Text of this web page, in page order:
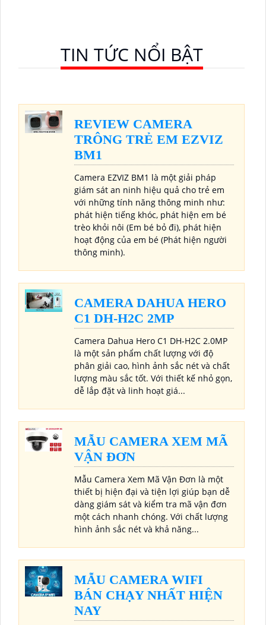
TIN TỨC NỔI BẬT
REVIEW CAMERA
TRÔNG TRẺ EM EZVIZ
BM1
Camera EZVIZ BM1 là một giải pháp
giám sát an ninh hiệu quả cho trẻ em
với những tính năng thông minh như:
phát hiện tiếng khóc, phát hiện em bé
trèo khỏi nôi (Em bé bỏ đi), phát hiện
hoạt động của em bé (Phát hiện người
thông minh).
CAMERA DAHUA HERO
C1 DH-H2C 2MP
Camera Dahua Hero C1 DH-H2C 2.0MP
là một sản phẩm chất lượng với độ
phân giải cao, hình ảnh sắc nét và chất
lượng màu sắc tốt. Với thiết kế nhỏ gọn,
dễ lắp đặt và linh hoạt giá...
MẪU CAMERA XEM MÃ
VẬN ĐƠN
Mẫu Camera Xem Mã Vận Đơn là một
thiết bị hiện đại và tiện lợi giúp bạn dễ
dàng giám sát và kiểm tra mã vận đơn
một cách nhanh chóng. Với chất lượng
hình ảnh sắc nét và khả năng...
MẪU CAMERA WIFI
BÁN CHẠY NHẤT HIỆN
NAY